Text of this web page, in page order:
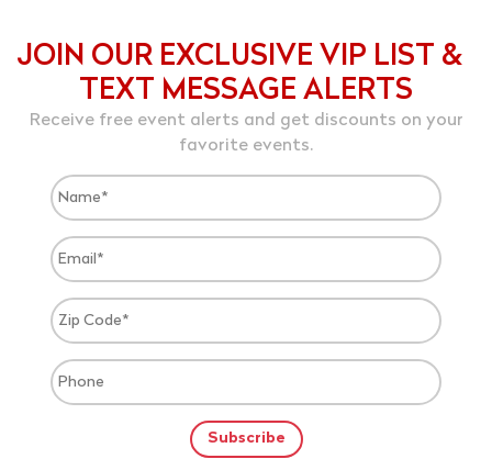
JOIN OUR EXCLUSIVE VIP LIST &
TEXT MESSAGE ALERTS
Receive free event alerts and get discounts on your
favorite events.